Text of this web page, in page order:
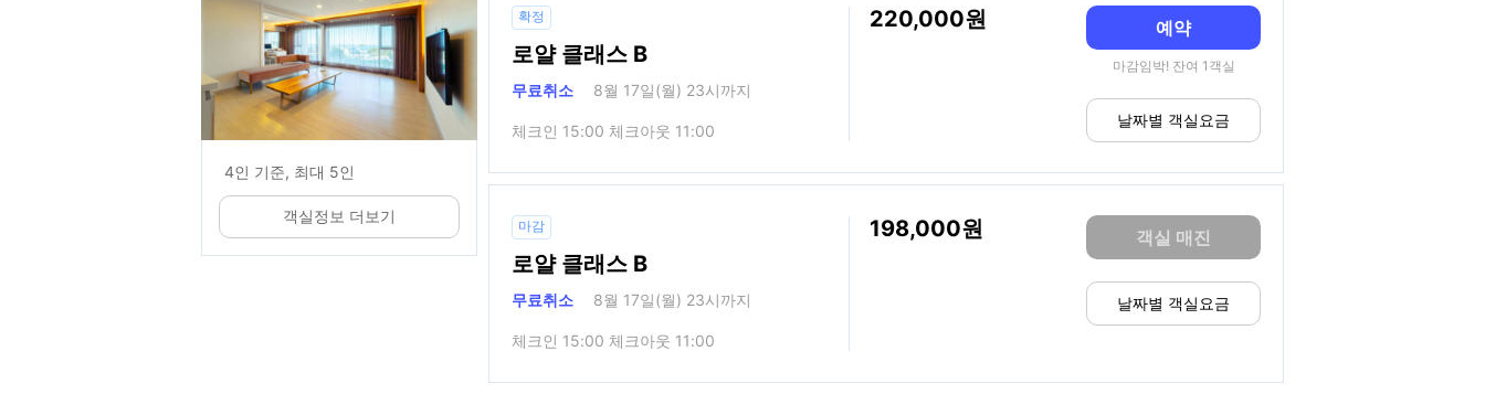
4인 기준, 최대 5인
객실정보 더보기
확정
로얄 클래스 B
무료취소 8월 17일(월) 23시까지
체크인 15:00 체크아웃 11:00
220,000 예약
마감임박! 잔여 1객실
날짜별 객실요금
마감
로얄 클래스 B
무료취소 8월 17일(월) 23시까지
체크인 15:00 체크아웃 11:00
198,000 객실 매진
날짜별 객실요금